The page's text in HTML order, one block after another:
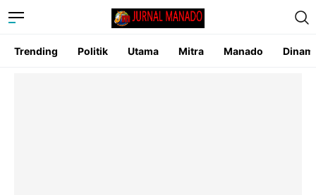
Trending Politik Utama Mitra Manado